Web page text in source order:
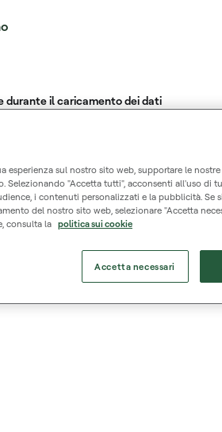
esperienza sul nostro sito web, supportare le
Selezionando "Accetta tutti", acconsenti all'uso di
i contenuti personalizzati e la pubblicità. Se
del nostro sito web, selezionare "Accetta
consulta la politica sui cookie
Accetta necessari